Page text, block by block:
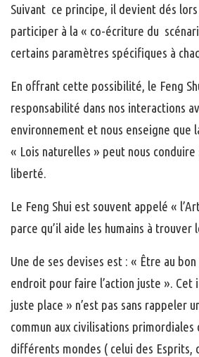
Suivant ce principe, il devient dés
participer à la « co-écriture du
certains paramètres spécifiques à
En offrant cette possibilité, le Feng
responsabilité dans nos interactions
environnement et nous enseigne que
« Lois naturelles » peut nous conduire
liberté.
Le Feng Shui est souvent appelé «
parce qu’il aide les humains à trouver
Une de ses devises est : « Être au
endroit pour faire l’action juste ». Cet
juste place » n’est pas sans rappeler
commun aux civilisations primordiales
différents mondes ( celui des Esprits,